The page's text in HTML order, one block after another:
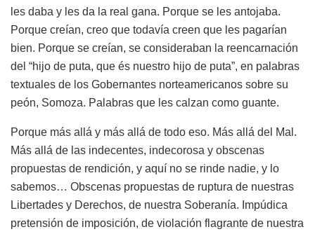
les daba y les da la real gana. Porque se les antojaba.
Porque creían, creo que todavía creen que les pagarían
bien. Porque se creían, se consideraban la reencarnación
del “hijo de puta, que és nuestro hijo de puta”, en palabras
textuales de los Gobernantes norteamericanos sobre su
peón, Somoza. Palabras que les calzan como guante.
Porque más allá y más allá de todo eso. Más allá del Mal.
Más allá de las indecentes, indecorosa y obscenas
propuestas de rendición, y aquí no se rinde nadie, y lo
sabemos… Obscenas propuestas de ruptura de nuestras
Libertades y Derechos, de nuestra Soberanía. Impúdica
pretensión de imposición, de violación flagrante de nuestra